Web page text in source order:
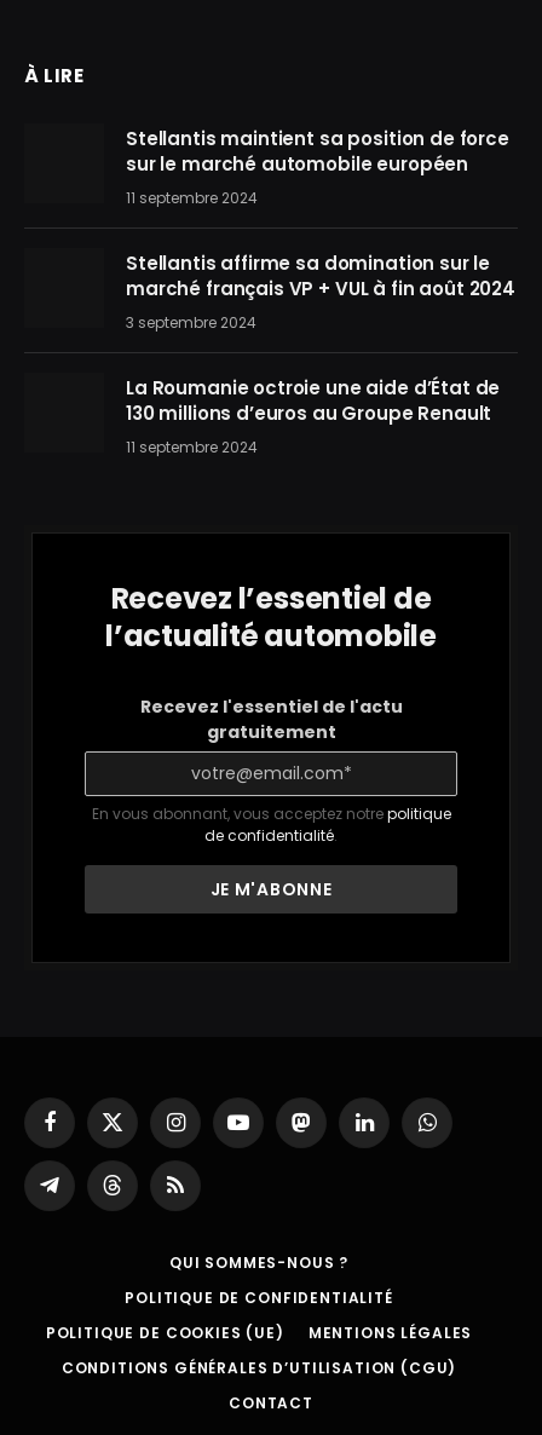
À LIRE
Stellantis maintient sa position de force
sur le marché automobile européen
11 septembre 2024
Stellantis affirme sa domination sur le
marché français VP + VUL à fin août 2024
3 septembre 2024
La Roumanie octroie une aide d’État de
130 millions d’euros au Groupe Renault
11 septembre 2024
Recevez l’essentiel de
l’actualité automobile
Recevez l'essentiel de l'actu
gratuitement
En vous abonnant, vous acceptez notrepolitique
de confidentialité.
Facebook
X
(Twitter)
InstagramYouTubeMastodonLinkedInWhatsApp
Partager
sur
ThreadsRSS
QUI SOMMES-NOUS ?
POLITIQUE DE CONFIDENTIALITÉ
POLITIQUE DE COOKIES (UE)
MENTIONS LÉGALES
CONDITIONS GÉNÉRALES D’UTILISATION (CGU)
CONTACT